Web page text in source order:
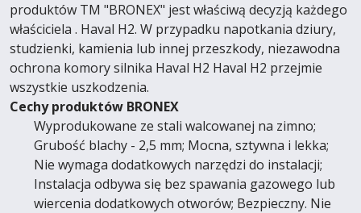
produktów TM "BRONEX" jest właściwą decyzją każdego
właściciela . Haval H2. W przypadku napotkania dziury,
studzienki, kamienia lub innej przeszkody, niezawodna
ochrona komory silnika Haval H2 Haval H2 przejmie
wszystkie uszkodzenia.
Cechy produktów BRONEX
Wyprodukowane ze stali walcowanej na zimno;
Grubość blachy - 2,5 mm; Mocna, sztywna i lekka;
Nie wymaga dodatkowych narzędzi do instalacji;
Instalacja odbywa się bez spawania gazowego lub
wiercenia dodatkowych otworów; Bezpieczny. Nie